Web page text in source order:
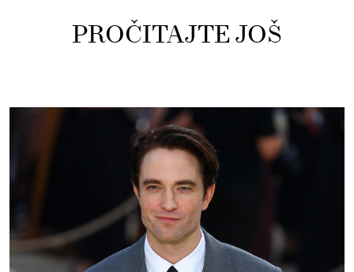
PROČITAJTE JOŠ